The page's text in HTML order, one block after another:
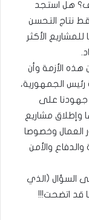
هل استجد
نتاج التحسن
الأكثر
هذه الأزمة وأن
الجمهورية،
جهودنا على
وإطلاق مشاريع
العمال وخصوصا
والأمن
السؤال (الذي
قد اتضحت!!!